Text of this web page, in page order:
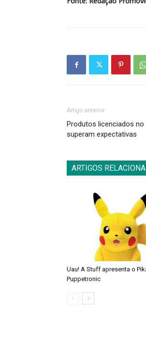
Artigo anterior
Produtos licenciados no
superam expectativas
ARTIGOS
Uau! A Stuff apresenta o
Puppetronic